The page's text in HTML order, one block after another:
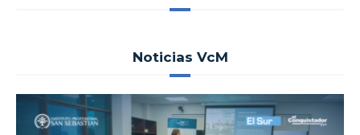
Noticias VcM